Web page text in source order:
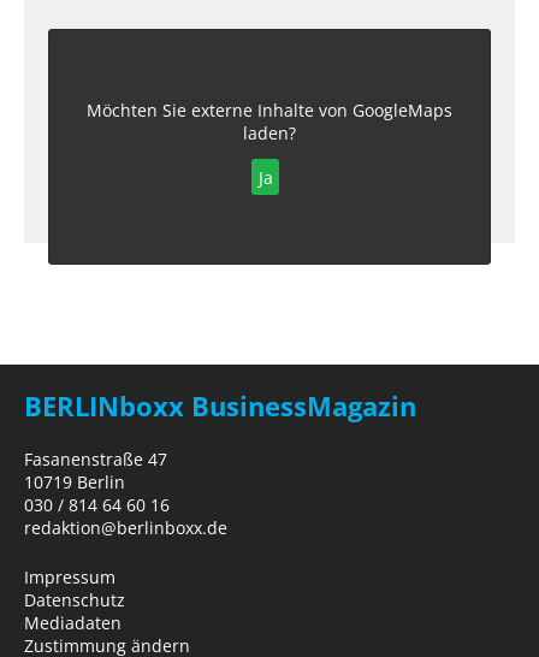
Möchten Sie externe Inhalte von GoogleMaps
laden?
Ja
BERLINboxx BusinessMagazin
Fasanenstraße 47
10719 Berlin
030 / 814 64 60 16
redaktion@berlinboxx.de
Impressum
Datenschutz
Mediadaten
Zustimmung ändern